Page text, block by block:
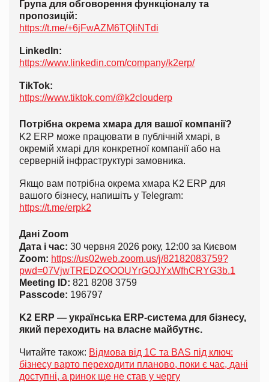
Група для обговорення функціоналу та
пропозицій:
https://t.me/+6jFwAZM6TQliNTdi
LinkedIn:
https://www.linkedin.com/company/k2erp/
TikTok:
https://www.tiktok.com/@k2clouderp
Потрібна окрема хмара для вашої компанії?
K2 ERP може працювати в публічній хмарі, в
окремій хмарі для конкретної компанії або на
серверній інфраструктурі замовника.
Якщо вам потрібна окрема хмара K2 ERP для
вашого бізнесу, напишіть у Telegram:
https://t.me/erpk2
Дані Zoom
Дата і час: 30 червня 2026 року, 12:00 за Києвом
Zoom: https://us02web.zoom.us/j/82182083759?
pwd=07VjwTREDZOOOUYrGOJYxWfhCRYG3b.1
Meeting ID: 821 8208 3759
Passcode: 196797
K2 ERP — українська ERP-система для бізнесу,
який переходить на власне майбутнє.
Читайте також: Відмова від 1С та BAS під ключ:
бізнесу варто переходити планово, поки є час, дані
доступні, а ринок ще не став у чергу